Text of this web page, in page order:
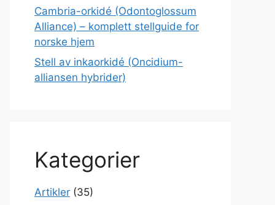
Cambria-orkidé (Odontoglossum
Alliance) – komplett stellguide for
norske hjem
Stell av inkaorkidé (Oncidium-
alliansen hybrider)
Kategorier
Artikler (35)